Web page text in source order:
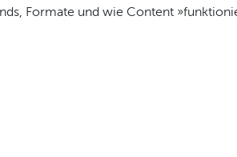
Formate und wie Content